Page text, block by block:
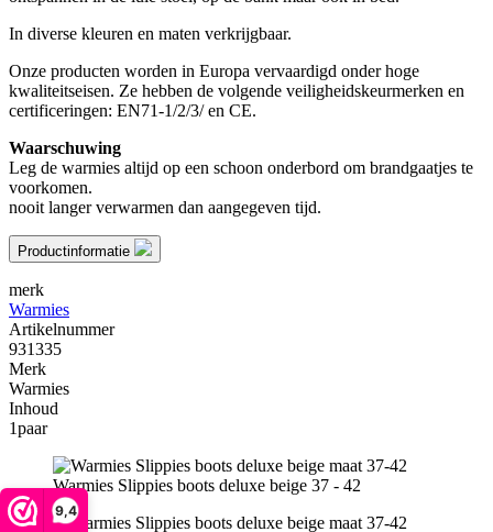
9,4
In diverse kleuren en maten verkrijgbaar.
Onze producten worden in Europa vervaardigd onder hoge
kwaliteitseisen. Ze hebben de volgende veiligheidskeurmerken en
certificeringen: EN71-1/2/3/ en CE.
Waarschuwing
Leg de warmies altijd op een schoon onderbord om brandgaatjes te
voorkomen.
nooit langer verwarmen dan aangegeven tijd.
Productinformatie
merk
Warmies
Artikelnummer
931335
Merk
Warmies
Inhoud
1paar
Warmies Slippies boots deluxe beige 37 - 42